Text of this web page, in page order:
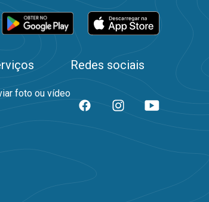
foto ou vídeo
Redes sociais